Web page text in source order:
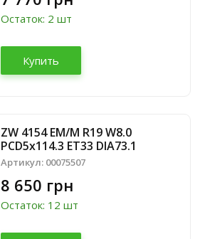
Остаток: 2 шт
Купить
ZW 4154 EM/M R19 W8.0
PCD5x114.3 ET33 DIA73.1
Артикул: 00075507
8 650 грн
Остаток: 12 шт